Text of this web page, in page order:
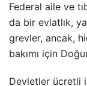
Federal aile ve
da bir evlatlık,
grevler, ancak,
bakımı için
Devletler ücretli